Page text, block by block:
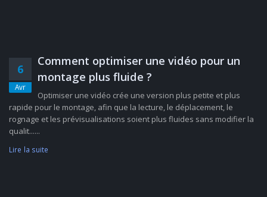
6
Avr
Comment optimiser une vidéo pour un
montage plus fluide ?
Optimiser une vidéo crée une version plus petite et plus
rapide pour le montage, afin que la lecture, le déplacement, le
rognage et les prévisualisations soient plus fluides sans modifier la
qualit......
Lire la suite